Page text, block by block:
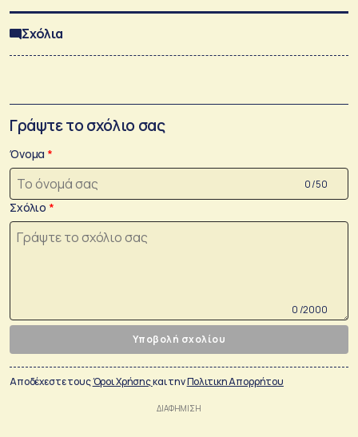
Σχόλια
Γράψτε το σχόλιο σας
Όνομα
0 /50
Σχόλιο
0 /2000
Υποβολή σχολίου
Αποδέχεστε τουςΌροι Χρήσηςκαι τηνΠολιτικη Απορρήτου